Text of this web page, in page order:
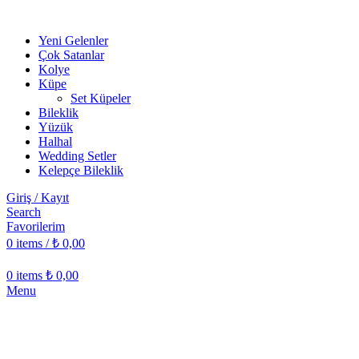
Yeni Gelenler
Çok Satanlar
Kolye
Küpe
Set Küpeler
Bileklik
Yüzük
Halhal
Wedding Setler
Kelepçe Bileklik
Giriş / Kayıt
Search
Favorilerim
0 items / ₺ 0,00
0 items ₺ 0,00
Menu